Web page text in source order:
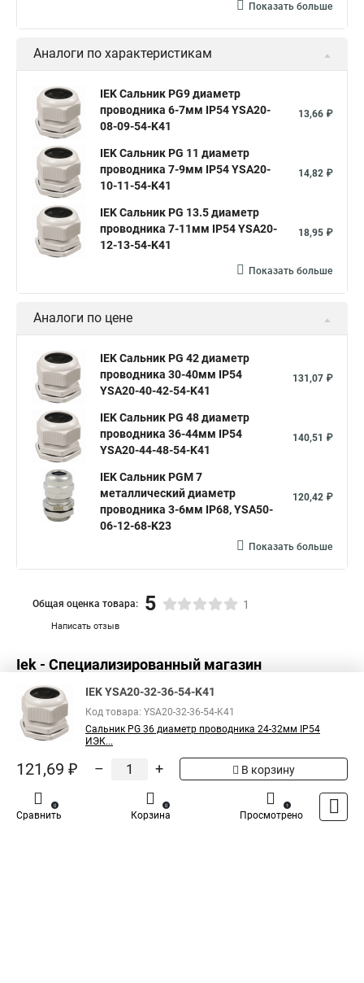
Показать больше
Аналоги по характеристикам
IEK Сальник PG9 диаметр
проводника 6-7мм IP54 YSA20-
08-09-54-K41
13,66 ₽
IEK Сальник PG 11 диаметр
проводника 7-9мм IP54 YSA20-
10-11-54-K41
14,82 ₽
IEK Сальник PG 13.5 диаметр
проводника 7-11мм IP54 YSA20-
12-13-54-K41
18,95 ₽
Показать больше
Аналоги по цене
IEK Сальник PG 42 диаметр
проводника 30-40мм IP54
YSA20-40-42-54-K41
131,07 ₽
IEK Сальник PG 48 диаметр
проводника 36-44мм IP54
YSA20-44-48-54-K41
140,51 ₽
IEK Сальник PGM 7
металлический диаметр
проводника 3-6мм IP68, YSA50-
06-12-68-K23
120,42 ₽
Показать больше
Написать отзыв
Общая оценка товара: 5 1
Iek - Специализированный магазин
IEK YSA20-32-36-54-K41
Код товара: YSA20-32-36-54-K41
Сальник PG 36 диаметр проводника 24-32мм IP54
ИЭК...
121,69 ₽ – + В корзину
Сравнить
0
Корзина
0
Просмотрено
1